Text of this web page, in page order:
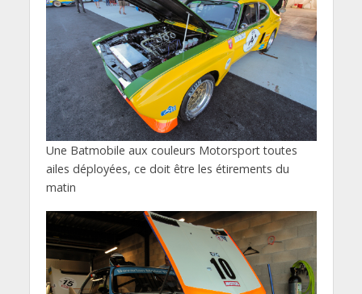
Une Batmobile aux couleurs Motorsport toutes
ailes déployées, ce doit être les étirements du
matin